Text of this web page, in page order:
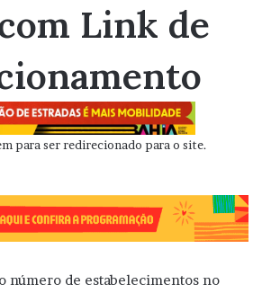
Link de
para ser redirecionado para o site.
número de estabelecimentos no